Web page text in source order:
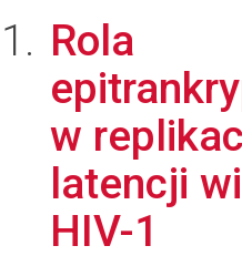
Rola
w
latencji
HIV-1